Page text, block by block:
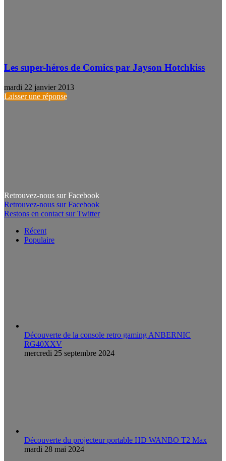
Les super-héros de Comics par Jayson Hotchkiss
mardi 22 janvier 2013
Laisser une réponse
Retrouvez-nous sur Facebook
Retrouvez-nous sur Facebook
Restons en contact sur Twitter
Récent
Populaire
Découverte de la console retro gaming ANBERNIC
RG40XXV
mercredi 25 septembre 2024
Découverte du projecteur portable HD WANBO T2 Max
mardi 28 mai 2024